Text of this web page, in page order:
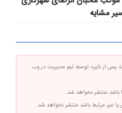
پس از تایید توسط تیم مدیریت در وب
باشد منتشر نخواهد شد.
یا غیر مرتبط باشد منتشر نخواهد شد.